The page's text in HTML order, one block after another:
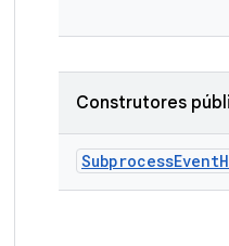
Construtores
SubprocessEvent